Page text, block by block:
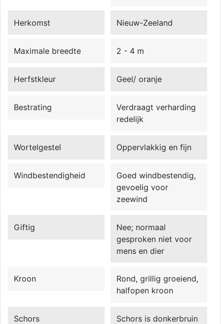
Herkomst Nieuw-Zeeland
Maximale breedte 2 - 4 m
Herfstkleur Geel/ oranje
Bestrating
Verdraagt verharding
redelijk
Wortelgestel Oppervlakkig en fijn
Windbestendigheid
Goed windbestendig,
gevoelig voor
zeewind
Giftig
Nee; normaal
gesproken niet voor
mens en dier
Kroon
Rond, grillig groeiend,
halfopen kroon
Schors
Schors is donkerbruin